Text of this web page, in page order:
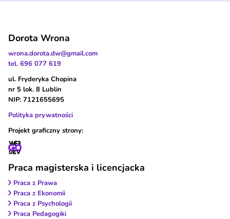
Dorota Wrona
wrona.dorota.dw@gmail.com
tel. 696 077 619
ul. Fryderyka Chopina
nr 5 lok. 8 Lublin
NIP: 7121655695
Polityka prywatności
Projekt graficzny strony:
Praca magisterska i licencjacka
Praca z Prawa
Praca z Ekonomii
Praca z Psychologii
Praca Pedagogiki